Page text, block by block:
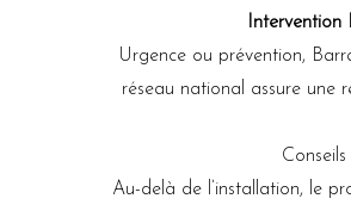
Intervention
Urgence ou prévention,
réseau national assure une
Au-delà de l’installation, le